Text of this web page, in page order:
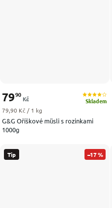
G&G Oříškové müsli s rozinkami
1000g
Skladem
7990
Kč
Měrná cena:
79,90 Kč / 1 kg
Tip –17 %